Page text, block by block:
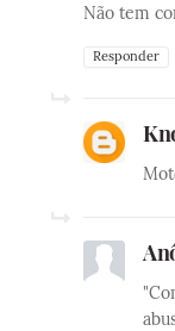
Não tem
Responder